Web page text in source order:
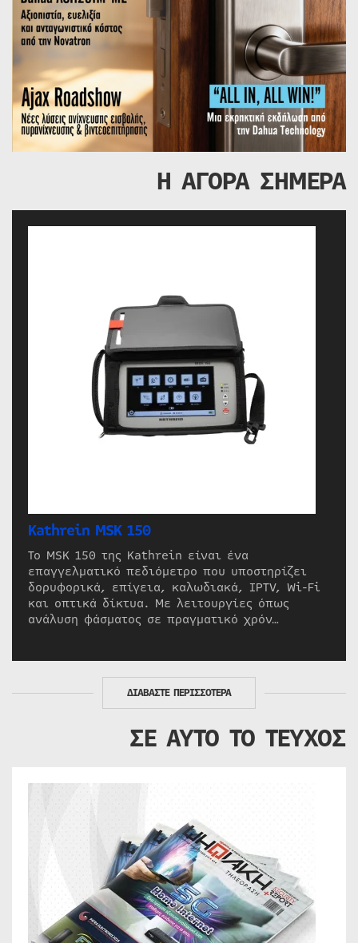
Η ΑΓΟΡΑ ΣΗΜΕΡΑ
Kathrein MSK 150
Το MSK 150 της Kathrein είναι ένα
επαγγελματικό πεδιόμετρο που υποστηρίζει
δορυφορικά, επίγεια, καλωδιακά, IPTV, Wi-Fi
και οπτικά δίκτυα. Με λειτουργίες όπως
ανάλυση φάσματος σε πραγματικό χρόν…
ΔΙΑΒΑΣΤΕ ΠΕΡΙΣΣΟΤΕΡΑ
ΣΕ ΑΥΤΟ ΤΟ ΤΕΥΧΟΣ